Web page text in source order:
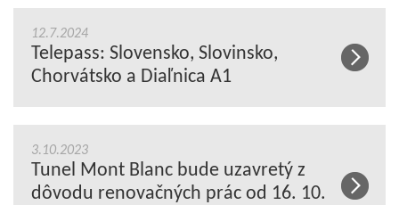
12.7.2024
Telepass: Slovensko, Slovinsko,
Chorvátsko a Diaľnica A1
3.10.2023
Tunel Mont Blanc bude uzavretý z
dôvodu renovačných prác od 16. 10.